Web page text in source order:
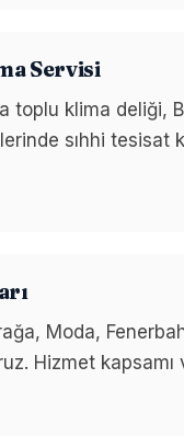
Servisi
klima deliği,
sıhhi tesisat
Moda,
Hizmet